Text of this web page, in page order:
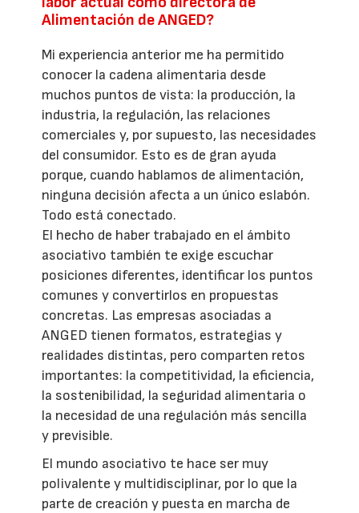
Alimentación de ANGED?
Mi experiencia anterior me ha permitido
conocer la cadena alimentaria desde
muchos puntos de vista: la producción, la
industria, la regulación, las relaciones
comerciales y, por supuesto, las necesidades
del consumidor. Esto es de gran ayuda
porque, cuando hablamos de alimentación,
ninguna decisión afecta a un único eslabón.
Todo está conectado.
El hecho de haber trabajado en el ámbito
asociativo también te exige escuchar
posiciones diferentes, identificar los puntos
comunes y convertirlos en propuestas
concretas. Las empresas asociadas a
ANGED tienen formatos, estrategias y
realidades distintas, pero comparten retos
importantes: la competitividad, la eficiencia,
la sostenibilidad, la seguridad alimentaria o
la necesidad de una regulación más sencilla
y previsible.
El mundo asociativo te hace ser muy
polivalente y multidisciplinar, por lo que la
parte de creación y puesta en marcha de